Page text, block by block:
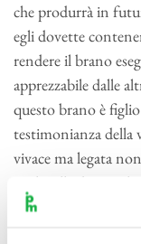
che produrrà in
egli dovette
rendere il brano
apprezzabile dalle
questo brano è
testimonianza della
vivace ma legata
anche alle dita.
cadenze solistiche